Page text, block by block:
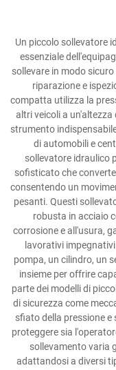
Un piccolo sollevatore
essenziale
sollevare in modo
riparazione e
compatta utilizza la
altri veicoli a
strumento
di automobili e
sollevatore idraulico
sofisticato che
consentendo un
pesanti. Questi
robusta in acciaio
corrosione e all'usura,
lavorativi
pompa, un cilindro, un
insieme per offrire
parte dei modelli di
di sicurezza come
sfiato della pressione
proteggere sia
sollevamento varia
adattandosi a diversi